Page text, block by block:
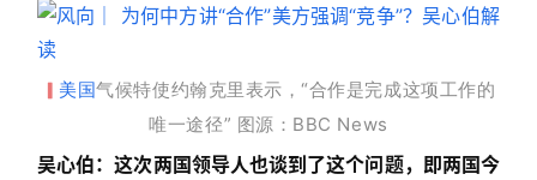
▎ 美国气候特使约翰克里表示，“合作是完成这项工作的
唯一途径” 图源：BBC News
吴心伯：这次两国领导人也谈到了这个问题，即两国今